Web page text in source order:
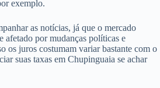
exemplo.
as notícias, já que o mercado
afetado por mudanças políticas e
os juros costumam variar bastante com o
suas taxas em Chupinguaia se achar